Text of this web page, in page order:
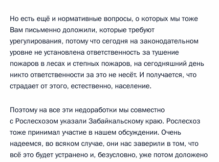
Но есть ещё и нормативные вопросы, о которых мы тоже
Вам письменно доложили, которые требуют
урегулирования, потому что сегодня на законодательном
уровне не установлена ответственность за тушение
пожаров в лесах и степных пожаров, на сегодняшний день
никто ответственности за это не несёт. И получается, что
страдает от этого, естественно, население.
Поэтому на все эти недоработки мы совместно
с Рослесхозом указали Забайкальскому краю. Рослесхоз
тоже принимал участие в нашем обсуждении. Очень
надеемся, во всяком случае, они нас заверили в том, что
всё это будет устранено и, безусловно, уже потом доложено